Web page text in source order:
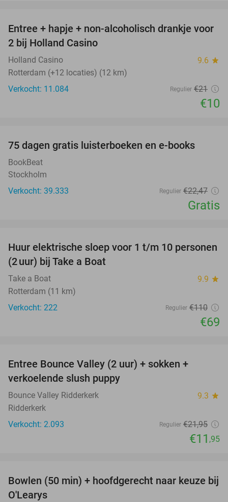
52%
Entree + hapje + non-alcoholisch drankje voor
2 bij Holland Casino
Holland Casino 9.6 star
Rotterdam (+12 locaties) (12 km)
Verkocht: 11.084
Regulier €21
€10
75 dagen gratis luisterboeken en e-books
BookBeat
Stockholm
Verkocht: 39.333
Regulier €22,47
Gratis
37%
Huur elektrische sloep voor 1 t/m 10 personen
(2 uur) bij Take a Boat
Take a Boat 9.9 star
Rotterdam (11 km)
Verkocht: 222
Regulier €110
€69
Entree Bounce Valley (2 uur) + sokken +
verkoelende slush puppy
Bounce Valley Ridderkerk 9.3 star
Ridderkerk
Verkocht: 2.093
Regulier €21,95
€11 ,95
38%
Bowlen (50 min) + hoofdgerecht naar keuze bij
O'Learys